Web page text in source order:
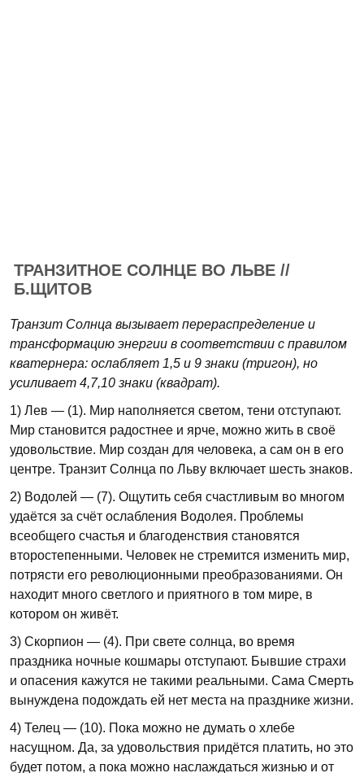
ТРАНЗИТНОЕ СОЛНЦЕ ВО ЛЬВЕ //
Б.ЩИТОВ
Транзит Солнца вызывает перераспределение и
трансформацию энергии в соответствии с правилом
кватернера: ослабляет 1,5 и 9 знаки (тригон), но
усиливает 4,7,10 знаки (квадрат).
1) Лев — (1). Мир наполняется светом, тени отступают.
Мир становится радостнее и ярче, можно жить в своё
удовольствие. Мир создан для человека, а сам он в его
центре. Транзит Солнца по Льву включает шесть знаков.
2) Водолей — (7). Ощутить себя счастливым во многом
удаётся за счёт ослабления Водолея. Проблемы
всеобщего счастья и благоденствия становятся
второстепенными. Человек не стремится изменить мир,
потрясти его революционными преобразованиями. Он
находит много светлого и приятного в том мире, в
котором он живёт.
3) Скорпион — (4). При свете солнца, во время
праздника ночные кошмары отступают. Бывшие страхи
и опасения кажутся не такими реальными. Сама Смерть
вынуждена подождать ей нет места на празднике жизни.
4) Телец — (10). Пока можно не думать о хлебе
насущном. Да, за удовольствия придётся платить, но это
будет потом, а пока можно наслаждаться жизнью и от